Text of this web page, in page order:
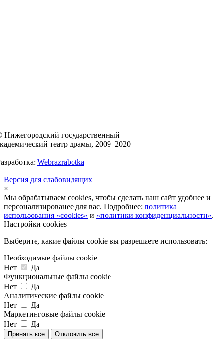
Нижегородский государственный
театр драмы, 2009–2020
Webrazrabotka
Версия для слабовидящих
×
Мы обрабатываем cookies, чтобы сделать наш сайт удобнее и
персонализированее для вас. Подробнее: политика
использования «cookies» и «политики конфиденциальности».
Настройки cookies
Выберите, какие файлы cookie вы разрешаете использовать:
Необходимые файлы cookie
Нет
Да
Функциональные файлы cookie
Нет
Да
Аналитические файлы cookie
Нет
Да
Маркетинговые файлы cookie
Нет
Да
Принять все Отклонить все